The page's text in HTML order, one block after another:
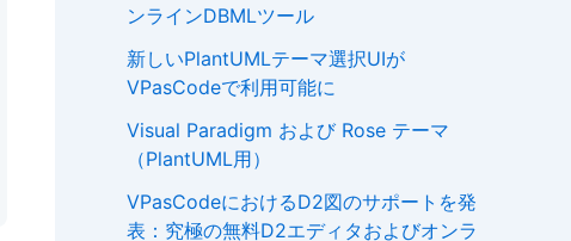
ンラインDBMLツール
新しいPlantUMLテーマ選択UIが
VPasCodeで利用可能に
Visual Paradigm および Rose テーマ
（PlantUML用）
VPasCodeにおけるD2図のサポートを発
表：究極の無料D2エディタおよびオンラ